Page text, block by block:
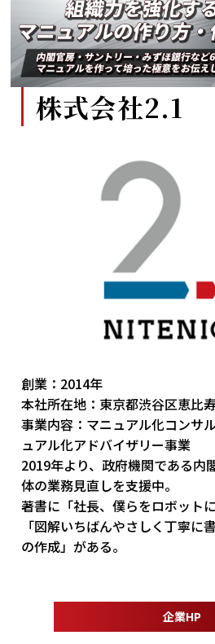
株式会社2.1
創業：2014年
本社所在地：東京都渋谷区恵比
事業内容：マニュアル化コンサ
ュアル化アドバイザリー事業
2019年より、政府機関である内
体の業務見直しを支援中。
著書に「社長、僕らをロボット
「図解いちばんやさしく丁寧に
の作成」がある。
企業HP